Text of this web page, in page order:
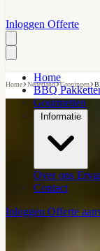
Inloggen Offerte
Home
BBQ
Gourmetten
Informatie
Over ons
Contact
Inloggen Offerte
Home›Nederland›Groningen›